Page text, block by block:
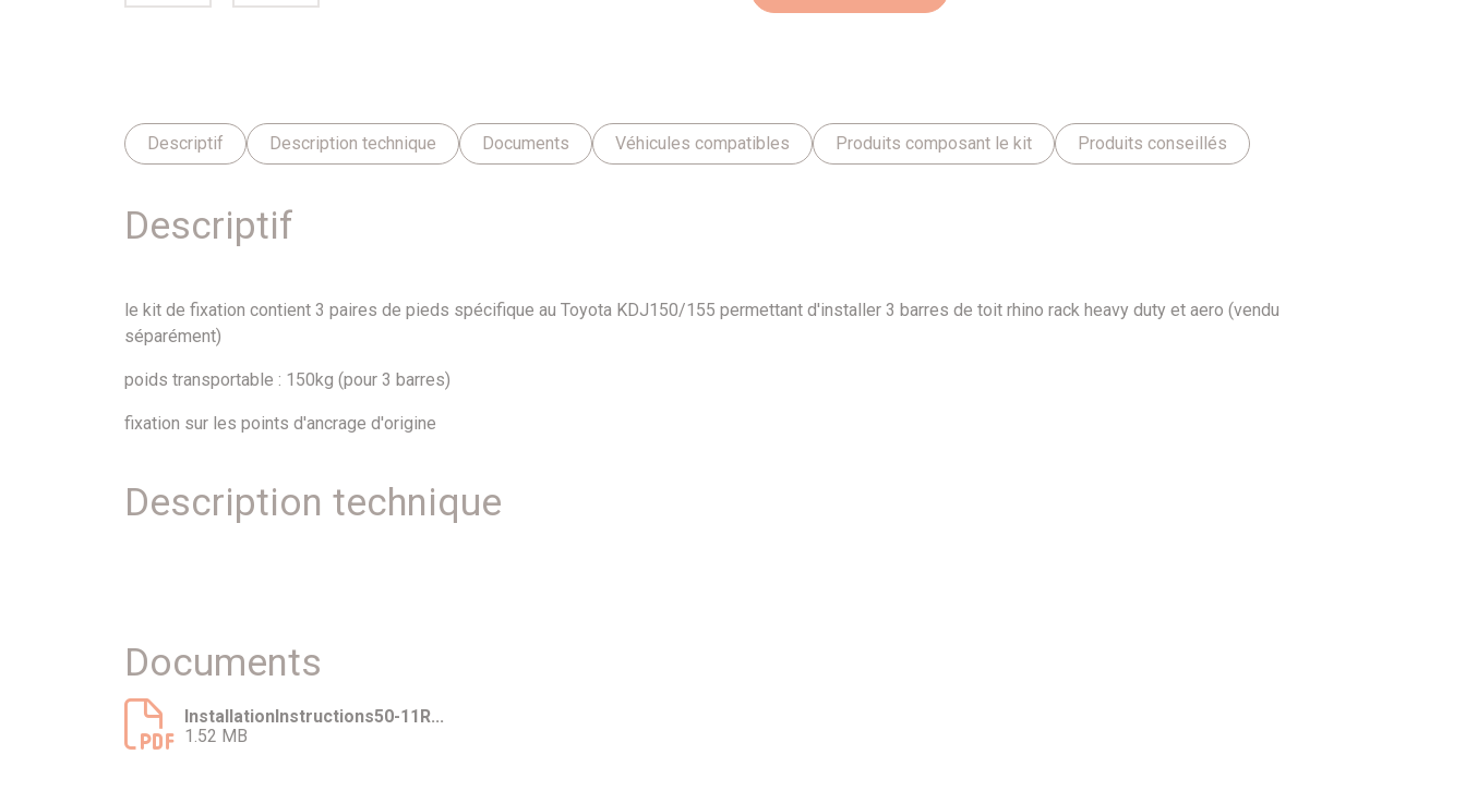
Descriptif Description technique Documents Véhicules compatibles Produits composant le kit Produits conseillés
Descriptif
le kit de fixation contient 3 paires de pieds spécifique au Toyota KDJ150/155 permettant d'installer 3 barres de toit rhino rack heavy duty et aero (vendu
séparément)
poids transportable : 150kg (pour 3 barres)
fixation sur les points d'ancrage d'origine
Description technique
Documents
InstallationInstructions50-11R...
1.52 MB